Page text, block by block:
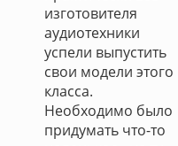
изготовителя
аудиотехники
успели выпустить
свои модели этого
класса.
Необходимо было
придумать что-то